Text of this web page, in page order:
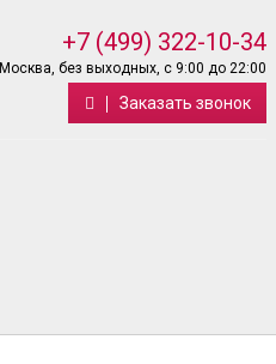
+7 (499) 322-10-34
Москва, без выходных, с 9:00 до 22:00
Заказать звонок